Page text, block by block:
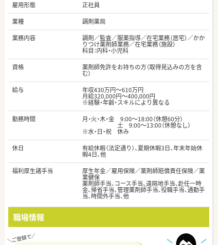
雇用形態
正社員
業種
調剤薬局
業務内容
調剤／監査／服薬指導／在宅業務（居宅）／かか
りつけ薬剤師業務／在宅業務（施設）
科目：内科・小児科
資格
薬剤師免許をお持ちの方（取得見込みの方を含
む）
給与
年収430万円～610万円
月給320,000円～400,000円
※経験・年齢・スキルにより異なる
勤務時間
月・火・木・金 9:00～18:00（休憩60分）
土 9:00～13:00（休憩なし）
※水・日・祝 休み
休日
有給休暇（法定通り）、夏期休暇3日、年末年始休
暇4日、他
福利厚生諸手当
厚生年金／雇用保険／薬剤師賠償責任保険／薬
業健保
薬剤師手当、コース手当、遠隔地手当、赴任一時
金、帰省手当、管理薬剤師手当、役職手当、通勤手
当、時間外手当、他
職場情報